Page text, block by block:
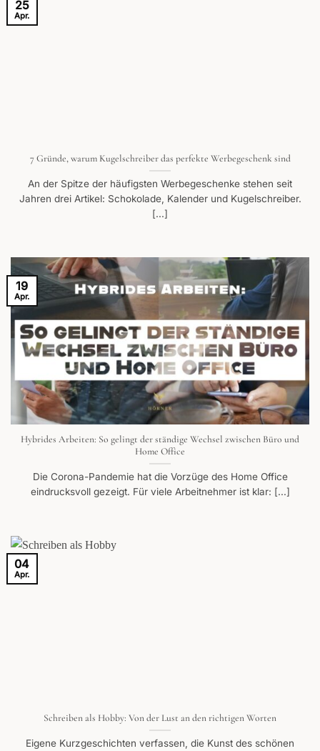
7 Gründe, warum Kugelschreiber das perfekte Werbegeschenk sind
An der Spitze der häufigsten Werbegeschenke stehen seit
Jahren drei Artikel: Schokolade, Kalender und Kugelschreiber.
[...]
25
Apr.
Hybrides Arbeiten: So gelingt der ständige Wechsel zwischen Büro und
Home Office
Die Corona-Pandemie hat die Vorzüge des Home Office
eindrucksvoll gezeigt. Für viele Arbeitnehmer ist klar: [...]
19
Apr.
Schreiben als Hobby: Von der Lust an den richtigen Worten
Eigene Kurzgeschichten verfassen, die Kunst des schönen
04
Apr.